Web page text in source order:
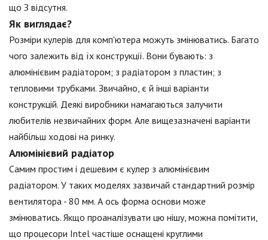
що З відсутня.
Як виглядає?
Розміри кулерів для комп'ютера можуть змінюватись. Багато
чого залежить від їх конструкції. Вони бувають: з
алюмінієвим радіатором; з радіатором з пластин; з
тепловими трубками. Звичайно, є й інші варіанти
конструкцій. Деякі виробники намагаються залучити
любителів незвичайних форм. Але вищезазначені варіанти
найбільш ходові на ринку.
Алюмінієвий радіатор
Самим простим і дешевим є кулер з алюмінієвим
радіатором. У таких моделях зазвичай стандартний розмір
вентилятора - 80 мм. А ось форма основи може
змінюватись. Якщо проаналізувати цю нішу, можна помітити,
що процесори Intel частіше оснащені круглими